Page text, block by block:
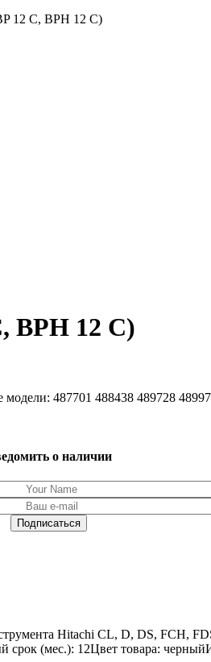
12 C, BPH 12 C)
BPH 12 C)
487701 488438 489728
о наличии
Hitachi CL, D, DS,
(мес.): 12Цвет товара: